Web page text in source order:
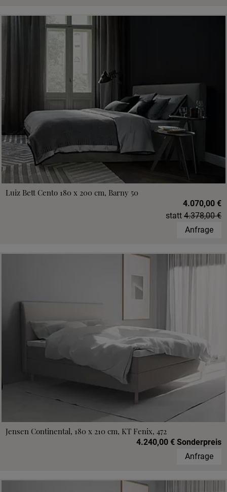
Luiz Bett Cento 180 x 200 cm, Barny 50
4.070,00 €
statt 4.378,00 €
Anfrage
Jensen Continental, 180 x 210 cm, KT Fenix, 472
4.240,00 € Sonderpreis
Anfrage